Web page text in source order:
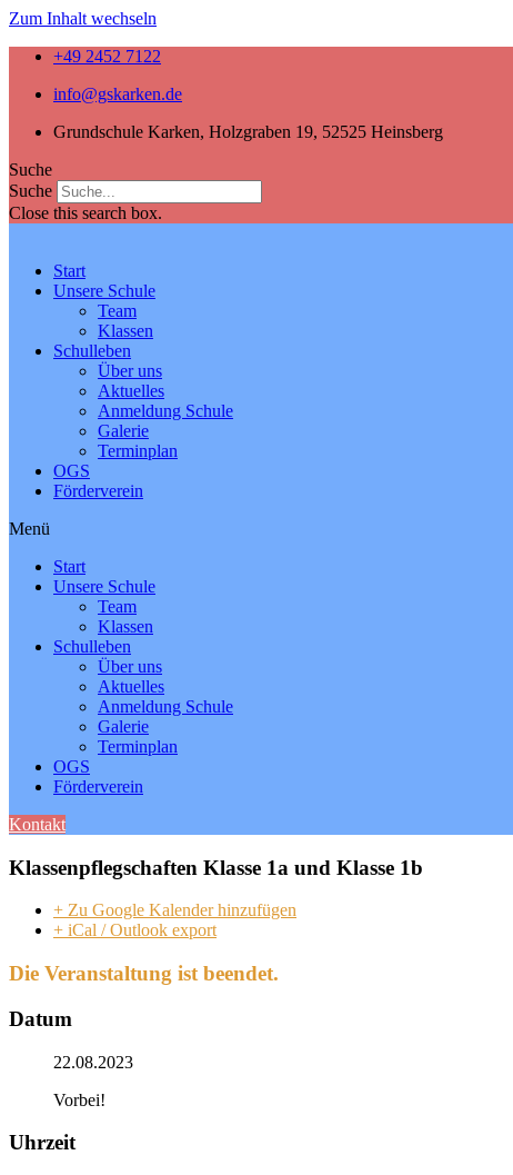
Zum Inhalt wechseln
+49 2452 7122
info@gskarken.de
Grundschule Karken, Holzgraben 19, 52525 Heinsberg
Suche
Suche
Close this search box.
Start
Unsere Schule
Team
Klassen
Schulleben
Über uns
Aktuelles
Anmeldung Schule
Galerie
Terminplan
OGS
Förderverein
Menü
Start
Unsere Schule
Team
Klassen
Schulleben
Über uns
Aktuelles
Anmeldung Schule
Galerie
Terminplan
OGS
Förderverein
Kontakt
Klassenpflegschaften Klasse 1a und Klasse 1b
+ Zu Google Kalender hinzufügen
+ iCal / Outlook export
Die Veranstaltung ist beendet.
Datum
22.08.2023
Vorbei!
Uhrzeit